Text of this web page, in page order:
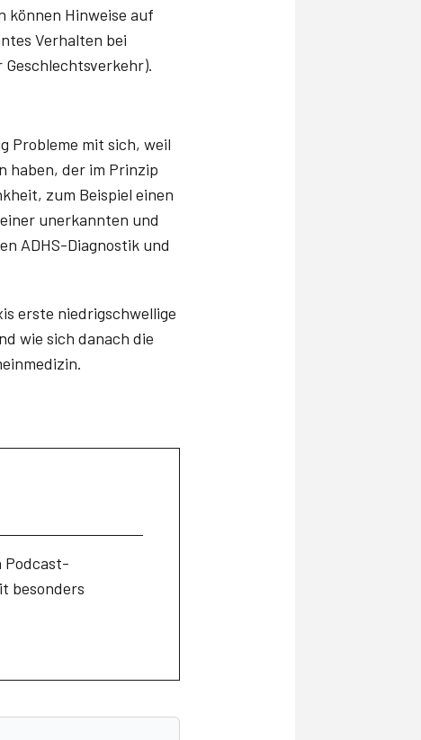
können Hinweise auf
Verhalten bei
Probleme mit sich, weil
haben, der im Prinzip
zum Beispiel einen
unerkannten und
ADHS-Diagnostik und
erste niedrigschwellige
wie sich danach die
Podcast-
besonders